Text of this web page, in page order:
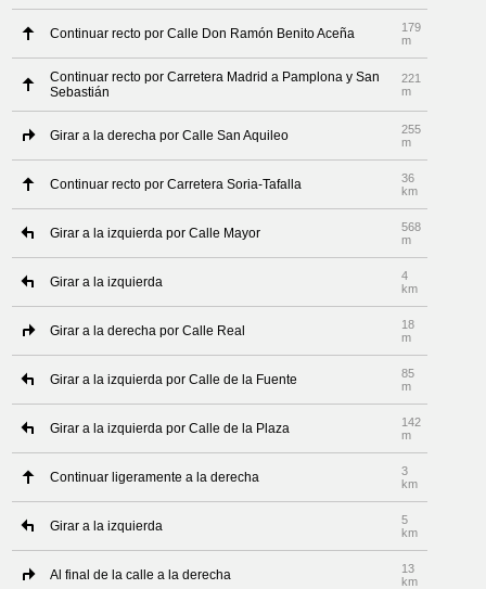
Continuar recto por Calle Don Ramón Benito Aceña
179
m
Continuar recto por Carretera Madrid a Pamplona y San
Sebastián
221
m
Girar a la derecha por Calle San Aquileo
255
m
Continuar recto por Carretera Soria-Tafalla
36
km
Girar a la izquierda por Calle Mayor
568
m
Girar a la izquierda
4
km
Girar a la derecha por Calle Real
18
m
Girar a la izquierda por Calle de la Fuente
85
m
Girar a la izquierda por Calle de la Plaza
142
m
Continuar ligeramente a la derecha
3
km
Girar a la izquierda
5
km
Al final de la calle a la derecha
13
km